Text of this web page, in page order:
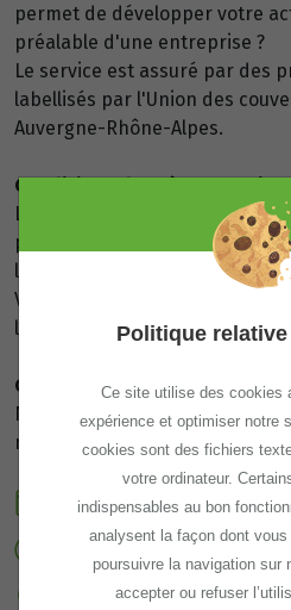
permet de développer votre
préalable d'une entreprise ?
Le service est assuré par des
labellisés par l'Union des
Auvergne-Rhône-Alpes.
Conditions d'accès au service
L'entrée dans la couveuse est
puisque financée par la
l'Europe au titre du Fonds
Vous ne contribuerez qu'aux
la couveuse selon les
Comment prendre RdV :
Ne venez pas à la permanence
nous avant :
Date : 09/10/2026
Horaire : 09h00 - 17h00
Annemasse
Politique
Ce site utilise des cookies
expérience et optimiser notre
cookies sont des fichiers
votre ordinateur.
indispensables au bon
analysent la façon dont
poursuivre la navigation sur
accepter ou refuser